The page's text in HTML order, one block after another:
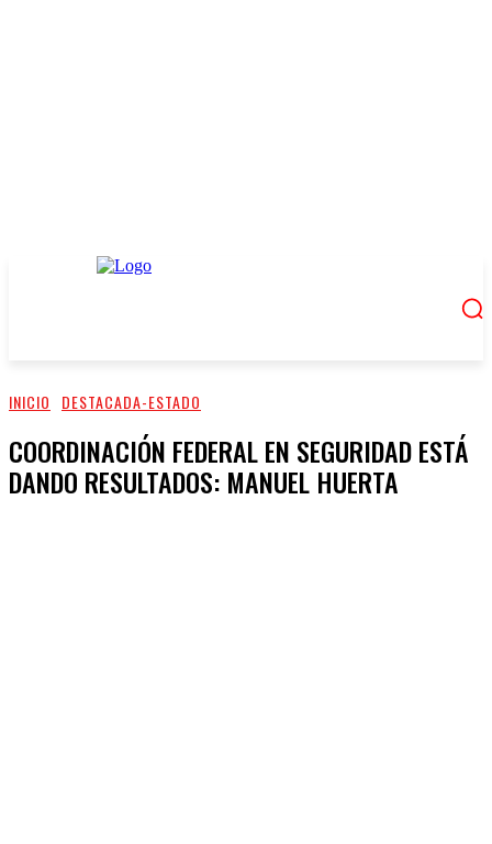
INICIO DESTACADA-ESTADO
COORDINACIÓN FEDERAL EN SEGURIDAD ESTÁ
DANDO RESULTADOS: MANUEL HUERTA